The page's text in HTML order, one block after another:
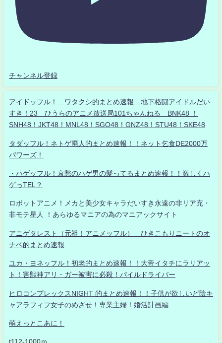
チャンネル登録
アイドッフル！ ワタクシ的まとめ速報 地下格闘アイドルだい
すき！23 ひうらのアニメ放送局101ちゃんねる BNK48 ！
SNH48！JKT48！MNL48！SGO48！GNZ48！STU48！SKE48
タダッフル！ネトゲ廃人的まとめ速報！！ネット乞食DE2000万
パワーズ！
・ハゲッフル！哀愁のハゲ男の髪ってるまとめ速報！！激しくハ
ゲっTEL？
ロボットアニメ！メカと美少女キャラだいすき永遠の非リア充・
非モテ星人 ！あらゆるマニアの為のマニアックサイト
アニゲタレスト（元祖！アニメッフル） ひきこもりニートのオ
ナベ的まとめ速報
ユカ・ヨネッフル！初老的まとめ速報！！大帝イタチにラリアッ
ト！害獣神アリ・ガー被害に必殺！パイルドライバー
ヒロコンプレックスNIGHT 的まとめ速報！！子供が欲しいど陰キ
ャアラフィフ女子のめざせ！専業主婦！婚活計画編
萌えっとこあに！